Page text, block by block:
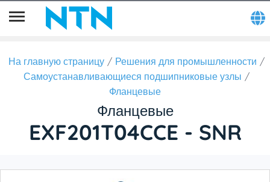
На главную страницу
Решения для промышленности
Самоустанавливающиеся подшипниковые узлы
Фланцевые
Фланцевые
EXF201T04CCE - SNR